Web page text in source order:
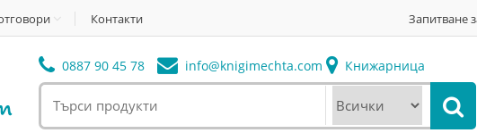
Контакти Запитване
0887 90 45 78 info@knigimechta.com Книжарница